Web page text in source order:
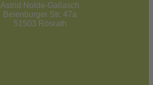
Astrid Nolde-Gallasch
Beienburger Str. 47a
51503 Rösrath